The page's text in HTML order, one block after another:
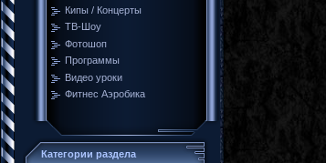
Кипы / Концерты
ТВ-Шоу
Фотошоп
Программы
Видео уроки
Фитнес Аэробика
Категории раздела